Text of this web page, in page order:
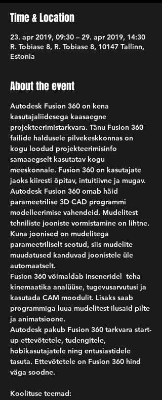
Time & Location
23. apr 2019, 09:30 – 29. apr 2019, 14:30
R. Tobiase 8, R. Tobiase 8, 10147 Tallinn,
Estonia
About the event
Autodesk Fusion 360 on kena
kasutajaliidesega kaasaegne
projekteerimistarkvara. Tänu Fusion 360
failide haldusele pilvekeskkonnas on
kogu loodud projekteerimisinfo
samaaegselt kasutatav kogu
meeskonnale. Fusion 360 on kasutajate
Autodesk Fusion 360 omab häid
parameetrilise 3D CAD programmi
modelleerimise vahendeid. Mudelitest
tehniliste jooniste vormistamine on lihtne.
Kuna joonised on mudelitega
parameetriliselt seotud, siis mudelite
muudatused kanduvad joonistele üle
Fusion 360 võimaldab inseneridel  teha
kinemaatika analüüse, tugevusarvutusi ja
kasutada CAM moodulit. Lisaks saab
programmiga luua mudelitest ilusaid pilte
Autodesk pakub Fusion 360 tarkvara start-
up ettevõtetele, tudengitele,
hobikasutajatele ning entusiastidele
tasuta. Ettevõtetele on Fusion 360 hind
väga soodne.